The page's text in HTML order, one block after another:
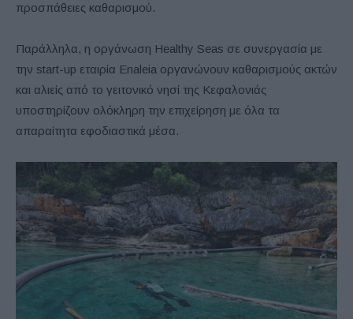
προσπάθειες καθαρισμού.
Παράλληλα, η οργάνωση Healthy Seas σε συνεργασία με
την start-up εταιρία Enaleia οργανώνουν καθαρισμούς ακτών
και αλιείς από το γειτονικό νησί της Κεφαλονιάς
υποστηρίζουν ολόκληρη την επιχείρηση με όλα τα
απαραίτητα εφοδιαστικά μέσα.